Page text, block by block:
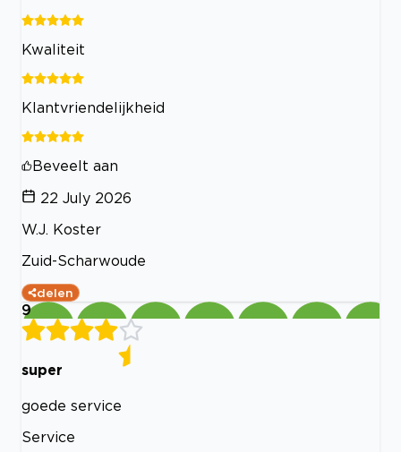
Kwaliteit
Klantvriendelijkheid
Beveelt aan
22 July 2026
W.J. Koster
Zuid-Scharwoude
delen
9
super
goede service
Service